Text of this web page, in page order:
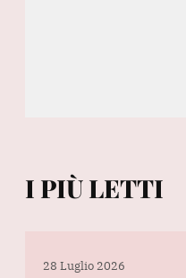
I PIÙ LETTI
28 Luglio 2026